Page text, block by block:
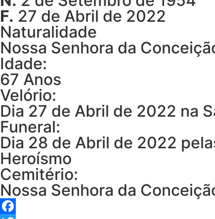
F. 27 de Abril de 2022
Naturalidade
Nossa Senhora da
Idade:
67 Anos
Velório:
Dia 27 de Abril de 2022 na
Funeral:
Dia 28 de Abril de 2022
Heroísmo
Cemitério:
Nossa Senhora da